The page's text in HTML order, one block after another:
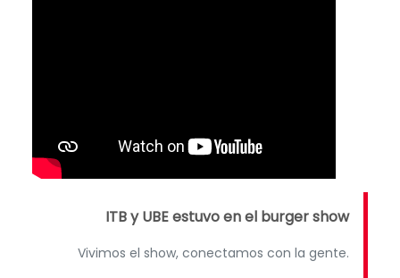
ITB y UBE estuvo en el burger show
Vivimos el show, conectamos con la gente.